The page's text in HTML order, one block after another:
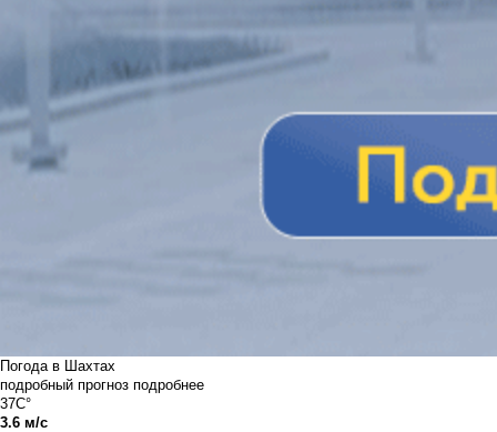
Погода в Шахтах
подробный прогноз подробнее
37C°
3.6 м/с